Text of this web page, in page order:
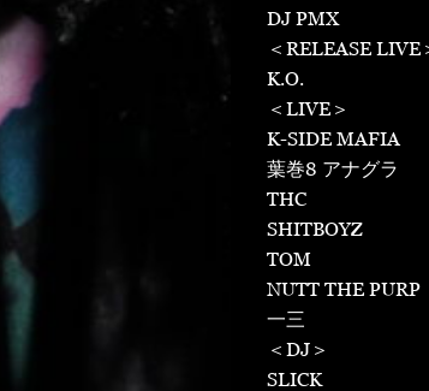
DJ PMX
＜RELEASE LIVE
K.O.
＜LIVE＞
K-SIDE MAFIA
葉巻8 アナグラ
THC
SHITBOYZ
TOM
NUTT THE PURP
一三
＜DJ＞
SLICK